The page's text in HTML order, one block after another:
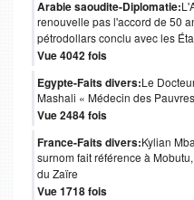
Arabie saoudite-Diplomatie:
renouvelle pas l'accord de 50
pétrodollars conclu avec les
Vue 4042 fois
Egypte-Faits divers:Le
Mashali « Médecin des
Vue 2484 fois
France-Faits divers:Kylian
surnom fait référence à
du Zaïre
Vue 1718 fois